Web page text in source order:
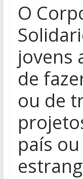
O
jovens
de
ou de
país